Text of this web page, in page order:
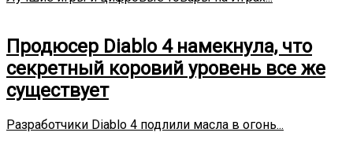
Продюсер Diablo 4 намекнула, что
секретный коровий уровень все же
существует
Разработчики Diablo 4 подлили масла в огонь...